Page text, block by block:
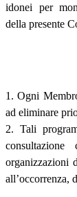
idonei per
della presente
1. Ogni
ad eliminare
2. Tali
organizzazioni
all’occorrenza,